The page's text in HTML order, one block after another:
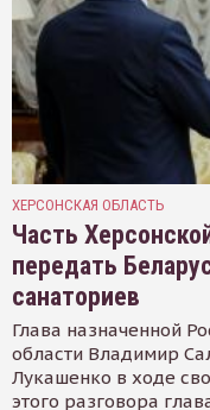
ХЕРСОНСКАЯ ОБЛАСТЬ
Часть
передать
санаториев
Глава назначенной
области Владимир
Лукашенко в ходе
этого разговора